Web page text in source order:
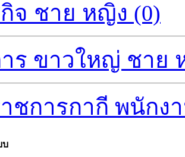
กิจ ชาย หญิง (0)
ร ขาวใหญ่ ชาย
ชการกากี พนักง
บ